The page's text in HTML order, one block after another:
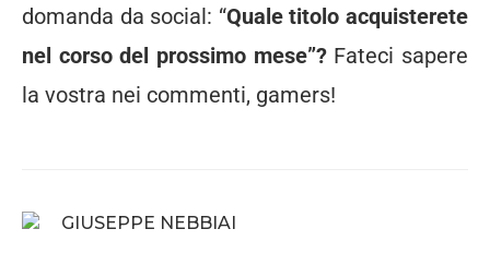
domanda da social: “Quale titolo acquisterete
nel corso del prossimo mese”? Fateci sapere
la vostra nei commenti, gamers!
GIUSEPPE NEBBIAI